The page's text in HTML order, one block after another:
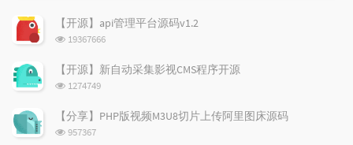
文
章
评
【开源】api管理平台源码v1.2
浏
次
数:
19367666
【开源】新自动采集影视CMS程序开源
浏
次
数:
1274749
【分享】PHP版视频M3U8切片上传阿里图床源码
浏
957367